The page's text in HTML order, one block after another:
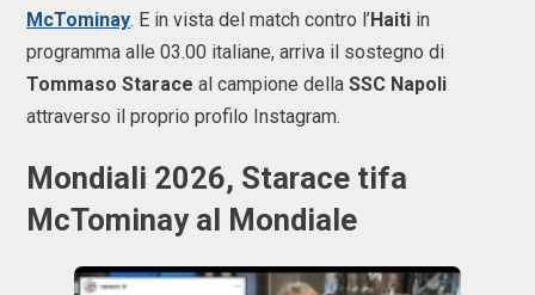
McTominay. E in vista del match contro l’Haiti in
programma alle 03.00 italiane, arriva il sostegno di
Tommaso Starace al campione della SSC Napoli
attraverso il proprio profilo Instagram.
Mondiali 2026, Starace tifa
McTominay al Mondiale